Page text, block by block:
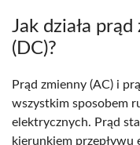
Jak działa
(DC)?
Prąd zmienny (AC) i
wszystkim sposobem
elektrycznych. Prąd
kierunkiem